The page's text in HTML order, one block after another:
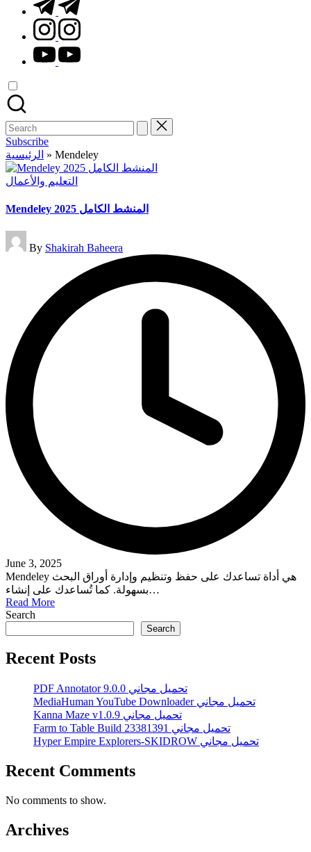
instagram.com
youtube.com
Search
for:
Subscribe
الرئيسية » Mendeley
Posted
التعليم والأعمال
Mendeley المنشط الكامل 2025
Posted
by
By Shakirah Baheera
June 3, 2025
Mendeley هي أداة تساعدك على حفظ وتنظيم وإدارة أوراق البحث
بسهولة. كما تُساعدك على إنشاء…
Read More
Search
Search
Recent Posts
PDF Annotator 9.0.0 تحميل مجاني
MediaHuman YouTube Downloader تحميل مجاني
Kanna Maze v1.0.9 تحميل مجاني
Farm to Table Build 23381391 تحميل مجاني
Hyper Empire Explorers-SKIDROW تحميل مجاني
Recent Comments
No comments to show.
Archives